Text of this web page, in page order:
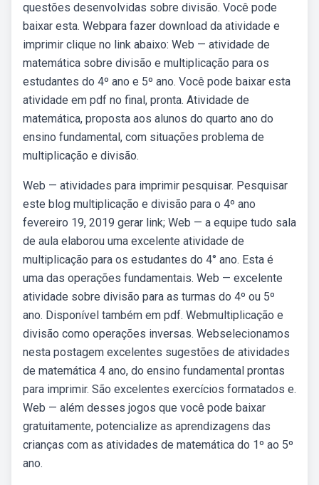
questões desenvolvidas sobre divisão. Você pode
baixar esta. Webpara fazer download da atividade e
imprimir clique no link abaixo: Web — atividade de
matemática sobre divisão e multiplicação para os
estudantes do 4º ano e 5º ano. Você pode baixar esta
atividade em pdf no final, pronta. Atividade de
matemática, proposta aos alunos do quarto ano do
ensino fundamental, com situações problema de
multiplicação e divisão.
Web — atividades para imprimir pesquisar. Pesquisar
este blog multiplicação e divisão para o 4º ano
fevereiro 19, 2019 gerar link; Web — a equipe tudo sala
de aula elaborou uma excelente atividade de
multiplicação para os estudantes do 4° ano. Esta é
uma das operações fundamentais. Web — excelente
atividade sobre divisão para as turmas do 4º ou 5º
ano. Disponível também em pdf. Webmultiplicação e
divisão como operações inversas. Webselecionamos
nesta postagem excelentes sugestões de atividades
de matemática 4 ano, do ensino fundamental prontas
para imprimir. São excelentes exercícios formatados e.
Web — além desses jogos que você pode baixar
gratuitamente, potencialize as aprendizagens das
crianças com as atividades de matemática do 1º ao 5º
ano.